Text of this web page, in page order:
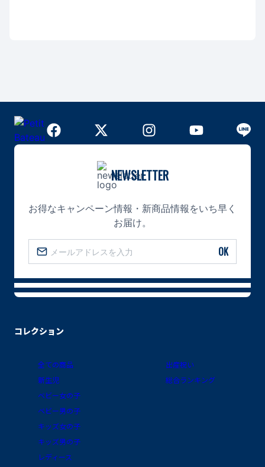
コレクション
全ての商品
新生児
ベビー女の子
ベビー男の子
キッズ女の子
キッズ男の子
レディース
出産祝い
総合ランキング
NEWSLETTER
お得なキャンペーン情報・新商品情報をいち早く
お届け。
OK